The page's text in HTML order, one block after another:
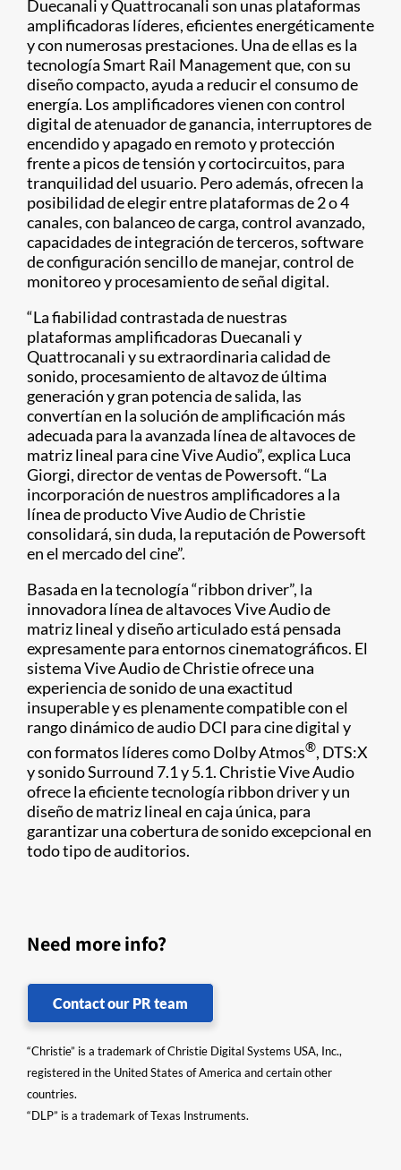
Duecanali y Quattrocanali son unas plataformas
amplificadoras líderes, eficientes energéticamente
y con numerosas prestaciones. Una de ellas es la
tecnología Smart Rail Management que, con su
diseño compacto, ayuda a reducir el consumo de
energía. Los amplificadores vienen con control
digital de atenuador de ganancia, interruptores de
encendido y apagado en remoto y protección
frente a picos de tensión y cortocircuitos, para
tranquilidad del usuario. Pero además, ofrecen la
posibilidad de elegir entre plataformas de 2 o 4
canales, con balanceo de carga, control avanzado,
capacidades de integración de terceros, software
de configuración sencillo de manejar, control de
monitoreo y procesamiento de señal digital.
“La fiabilidad contrastada de nuestras
plataformas amplificadoras Duecanali y
Quattrocanali y su extraordinaria calidad de
sonido, procesamiento de altavoz de última
generación y gran potencia de salida, las
convertían en la solución de amplificación más
adecuada para la avanzada línea de altavoces de
matriz lineal para cine Vive Audio”, explica Luca
Giorgi, director de ventas de Powersoft. “La
incorporación de nuestros amplificadores a la
línea de producto Vive Audio de Christie
consolidará, sin duda, la reputación de Powersoft
en el mercado del cine”.
Basada en la tecnología “ribbon driver”, la
innovadora línea de altavoces Vive Audio de
matriz lineal y diseño articulado está pensada
expresamente para entornos cinematográficos. El
sistema Vive Audio de Christie ofrece una
experiencia de sonido de una exactitud
insuperable y es plenamente compatible con el
rango dinámico de audio DCI para cine digital y
con formatos líderes como Dolby Atmos®, DTS:X
y sonido Surround 7.1 y 5.1. Christie Vive Audio
ofrece la eficiente tecnología ribbon driver y un
diseño de matriz lineal en caja única, para
garantizar una cobertura de sonido excepcional en
todo tipo de auditorios.
Need more info?
Contact our PR team
“Christie” is a trademark of Christie Digital Systems USA, Inc.,
registered in the United States of America and certain other
countries.
“DLP” is a trademark of Texas Instruments.